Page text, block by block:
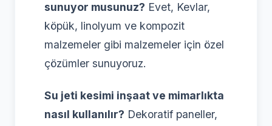
sunuyor musunuz? Evet, Kevlar,
köpük, linolyum ve kompozit
malzemeler gibi malzemeler için özel
çözümler sunuyoruz.
Su jeti kesimi inşaat ve mimarlıkta
nasıl kullanılır? Dekoratif paneller,